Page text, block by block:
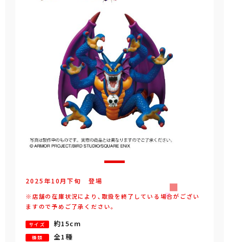
2025年10月下旬 登場
※店舗の在庫状況により、取扱を終了している場合がござい
ますので予めご了承ください。
サイズ 約15cm
種類 全1種